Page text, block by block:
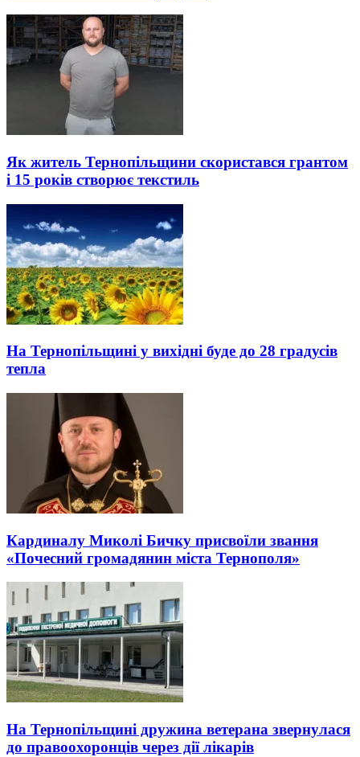
Як житель Тернопільщини скористався грантом
і 15 років створює текстиль
На Тернопільщині у вихідні буде до 28 градусів
тепла
Кардиналу Миколі Бичку присвоїли звання
«Почесний громадянин міста Тернополя»
На Тернопільщині дружина ветерана звернулася
до правоохоронців через дії лікарів